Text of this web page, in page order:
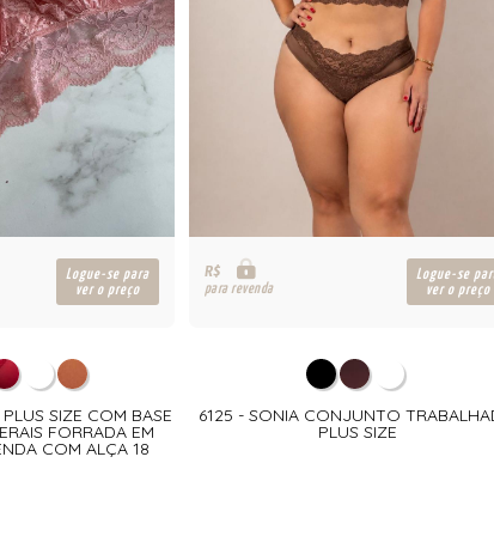
Logue-se para
ver o preço
SIZE COM BASE
FORRADA EM
COM ALÇA 18
R$
para revenda
Logue-se
ver o preço
6125 - SONIA CONJUNTO
PLUS SIZE